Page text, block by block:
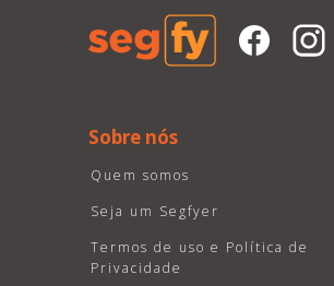
Sobre nós
Quem somos
Seja um Segfyer
Termos de uso e Política de
Privacidade